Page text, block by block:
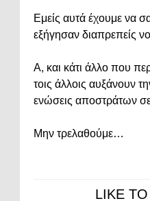
Εμείς αυτά έχουμε να
εξήγησαν διαπρεπείς
Α, και κάτι άλλο που
τοις άλλοις αυξάνουν
ενώσεις αποστράτων
Μην τρελαθούμε…
LIKE